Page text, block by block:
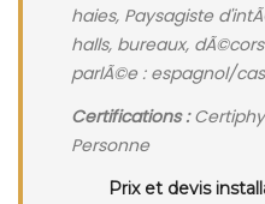
haies, Paysagiste
halls, bureaux,
parlÃ©e : espagnol/
Certifications :
Personne
Prix et devis